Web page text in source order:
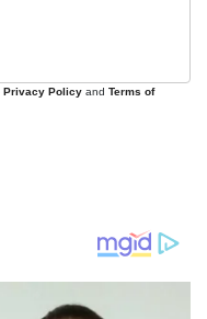
Privacy Policy and Terms of